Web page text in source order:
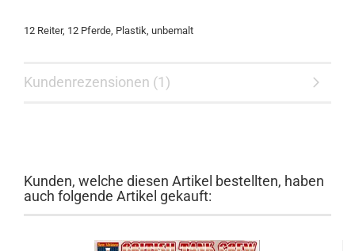
12 Reiter, 12 Pferde, Plastik, unbemalt
Kundenrezensionen (1)
Kunden, welche diesen Artikel bestellten, haben
auch folgende Artikel gekauft: